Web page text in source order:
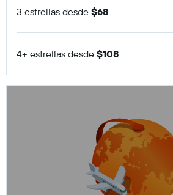
3 estrellas desde $68
4+ estrellas desde $108